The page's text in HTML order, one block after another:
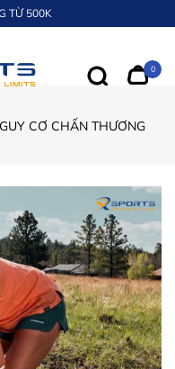
TỪ 500K
0
CƠ CHẤN THƯƠNG